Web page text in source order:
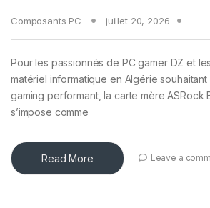
Composants PC juillet 20, 2026
Pour les passionnés de PC gamer DZ et
matériel informatique en Algérie
gaming performant, la carte mère ASRock
s’impose comme
Read More Leave a